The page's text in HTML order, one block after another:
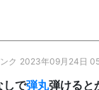
ク 2023年09月24日
しで弾丸弾けると